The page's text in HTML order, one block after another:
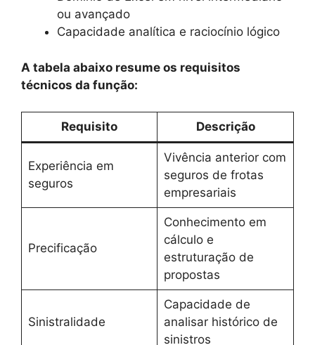
ou avançado
Capacidade analítica e raciocínio lógico
A tabela abaixo resume os requisitos
técnicos da função:
Requisito Descrição
Experiência em
seguros
Vivência anterior com
seguros de frotas
empresariais
Precificação
Conhecimento em
cálculo e
estruturação de
propostas
Sinistralidade
Capacidade de
analisar histórico de
sinistros